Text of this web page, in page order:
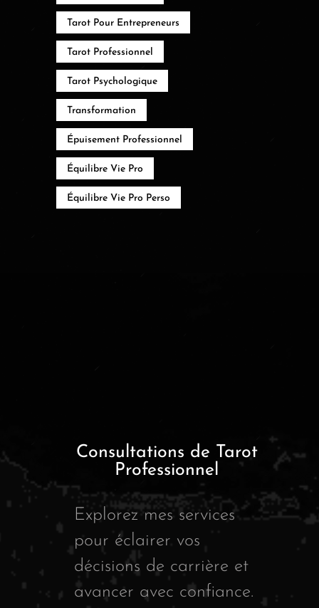
Tarot Pour Entrepreneurs
Tarot Professionnel
Tarot Psychologique
Transformation
Épuisement Professionnel
Équilibre Vie Pro
Équilibre Vie Pro Perso
Consultations de Tarot
Professionnel
Explorez mes services
pour éclairer vos
décisions de carrière et
avancer avec confiance.